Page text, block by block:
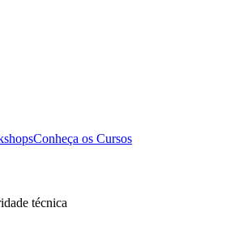
Conheça os Cursos
técnica